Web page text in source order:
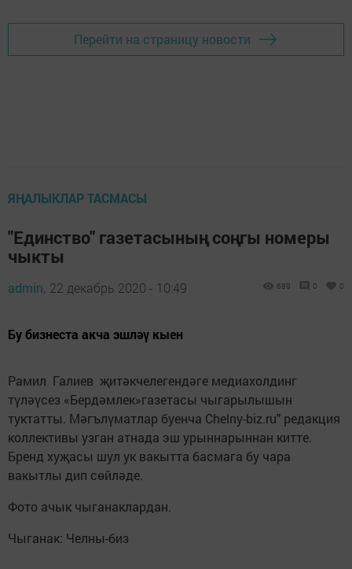
Перейти на страницу новости
ЯҢАЛЫКЛАР ТАСМАСЫ
"Единство" газетасының соңгы номеры
чыкты
admin, 22 декабрь 2020 - 10:49 689 0 0
Бу бизнеста акча эшләү кыен
Рамил Галиев җитәкчелегендәге медиахолдинг
түләүсез «Бердәмлек»газетасы чыгарылышын
туктатты. Мәгълүматлар буенча Chelny-biz.ru" редакция
коллективы узган атнада эш урыннарыннан китте.
Бренд хуҗасы шул ук вакытта басмага бу чара
вакытлы дип сөйләде.
Фото ачык чыганаклардан.
Чыганак: Челны-биз